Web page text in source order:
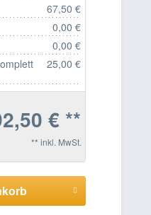
67,50 €
0,00 €
0,00 €
25,00 €
€ **
** inkl. MwSt.